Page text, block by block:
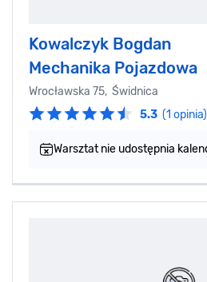
Kowalczyk Bogdan
Mechanika Pojazdowa
Wrocławska 75, Świdnica
5.3 (1 opinia)
Warsztat nie udostępnia